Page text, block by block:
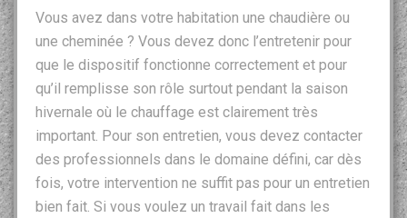
Vous avez dans votre habitation une chaudière ou
une cheminée ? Vous devez donc l’entretenir pour
que le dispositif fonctionne correctement et pour
qu’il remplisse son rôle surtout pendant la saison
hivernale où le chauffage est clairement très
important. Pour son entretien, vous devez contacter
des professionnels dans le domaine défini, car dès
fois, votre intervention ne suffit pas pour un entretien
bien fait. Si vous voulez un travail fait dans les